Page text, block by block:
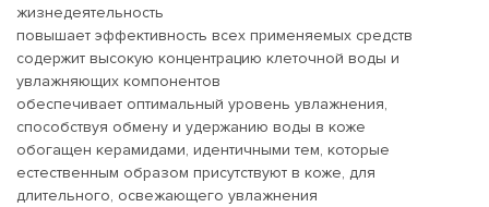
жизнедеятельность
повышает эффективность всех применяемых средств
содержит высокую концентрацию клеточной воды и
увлажняющих компонентов
обеспечивает оптимальный уровень увлажнения,
способствуя обмену и удержанию воды в коже
обогащен керамидами, идентичными тем, которые
естественным образом присутствуют в коже, для
длительного, освежающего увлажнения